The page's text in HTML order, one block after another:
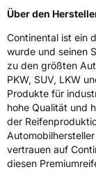
Über den
Continental ist ein
wurde und seinen
zu den größten
PKW, SUV, LKW
Produkte für
hohe Qualität und
der
vertrauen auf
diesen